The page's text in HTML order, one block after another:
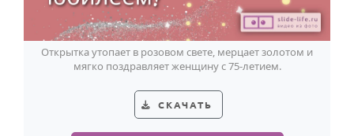
Открытка утопает в розовом свете, мерцает золотом и
мягко поздравляет женщину с 75-летием.
СКАЧАТЬ